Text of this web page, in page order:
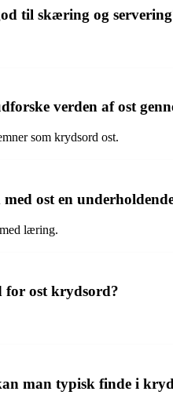
til skæring og
verden af ost
som krydsord ost.
ost en
læring.
for ost krydsord?
man typisk finde i